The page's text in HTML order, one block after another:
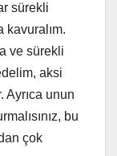
sürekli
kavuralım.
ve sürekli
aksi
Ayrıca unun
bu
çok